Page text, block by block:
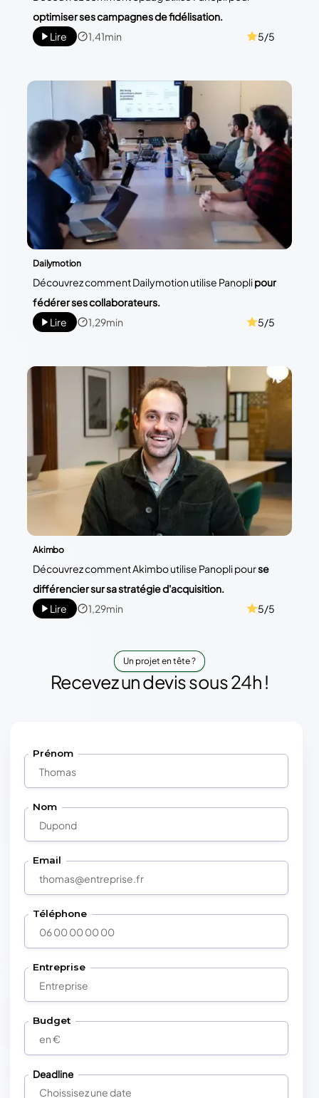
optimiser ses campagnes de fidélisation.
Lire
1,41min 5/5
Dailymotion
Découvrez comment Dailymotion utilise Panoplipour
fédérer ses collaborateurs.
Lire
1,29min 5/5
Akimbo
Découvrez comment Akimbo utilise Panopli pourse
différencier sur sa stratégie d'acquisition.
Lire
1,29min 5/5
Un projet en tête ?
Recevez un devis sous 24h !
Prénom
Nom
Email
Téléphone
Entreprise
Budget
Deadline